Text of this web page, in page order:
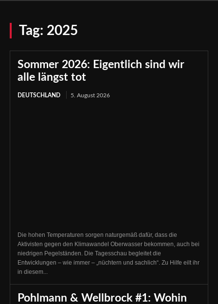
Tag: 2025
Sommer 2026: Eigentlich sind wir
alle längst tot
DEUTSCHLAND 5. August 2026
Die hohen Temperaturen sorgen naturgemäß dafür, dass die
Aktivisten gegen den Klimawandel Oberwasser bekommen, auch bei
niedrigen Pegelständen. Die Tagesschau begleitet die
Entwicklungen – wie immer – „nüchtern und sachlich“. Zu Hilfe eilt ihr
in diesem...
Pohlmann & Wellbrock #1: Wohin